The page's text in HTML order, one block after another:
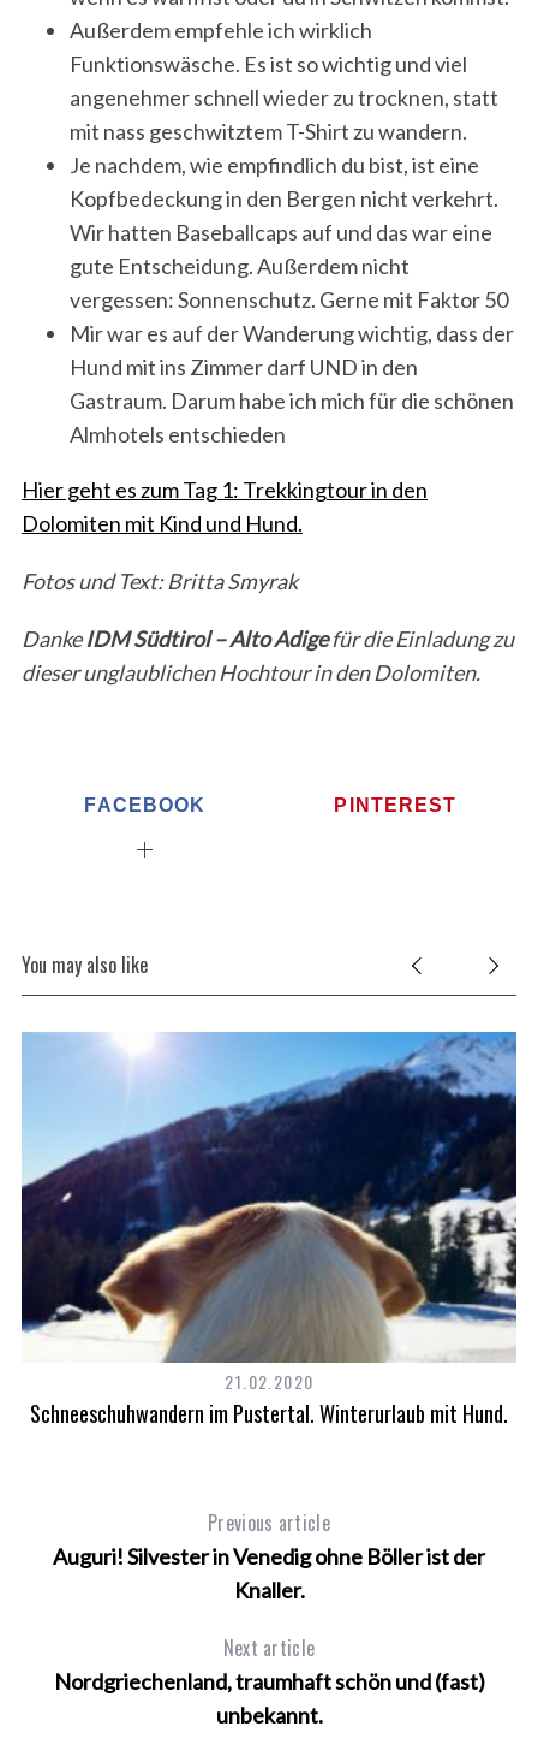
Außerdem empfehle ich wirklich
Funktionswäsche. Es ist so wichtig und viel
angenehmer schnell wieder zu trocknen, statt
mit nass geschwitztem T-Shirt zu wandern.
Je nachdem, wie empfindlich du bist, ist eine
Kopfbedeckung in den Bergen nicht verkehrt.
Wir hatten Baseballcaps auf und das war eine
gute Entscheidung. Außerdem nicht
vergessen: Sonnenschutz. Gerne mit Faktor 50
Mir war es auf der Wanderung wichtig, dass der
Hund mit ins Zimmer darf UND in den
Gastraum. Darum habe ich mich für die schönen
Almhotels entschieden
Hier geht es zum Tag 1: Trekkingtour in den
Dolomiten mit Kind und Hund.
Fotos und Text: Britta Smyrak
DankeIDM Südtirol – Alto Adigefür die Einladung zu
dieser unglaublichen Hochtour in den Dolomiten.
FACEBOOK PINTEREST
You may also like
21.02.2020
Schneeschuhwandern im Pustertal. Winterurlaub mit Hund.
Previous article
Auguri! Silvester in Venedig ohne Böller ist der
Knaller.
Next article
Nordgriechenland, traumhaft schön und (fast)
unbekannt.